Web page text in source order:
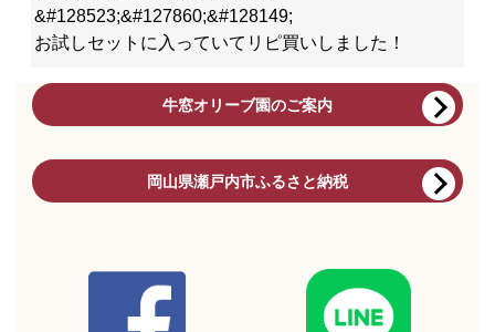
&#128523;&#127860;&#128149;
お試しセットに入っていてリピ買いしました！
牛窓オリーブ園のご案内
岡山県瀬戸内市ふるさと納税